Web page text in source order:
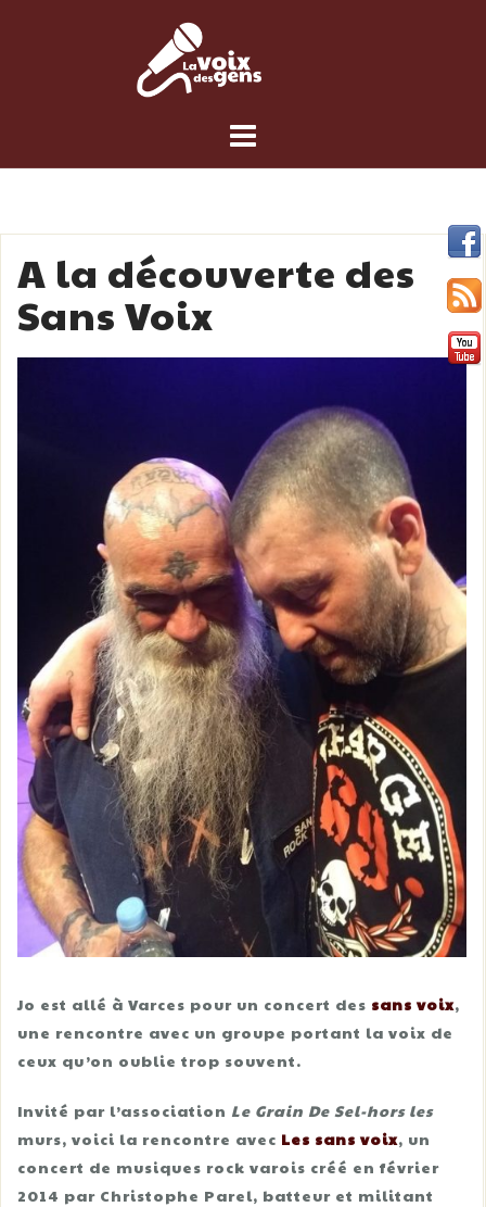
A la découverte des
Sans Voix
Jo est allé à Varces pour un concert des sans voix,
une rencontre avec un groupe portant la voix de
ceux qu’on oublie trop souvent.
Invité par l’association Le Grain De Sel-hors les
murs, voici la rencontre avec Les sans voix, un
concert de musiques rock varois créé en février
2014 par Christophe Parel, batteur et militant